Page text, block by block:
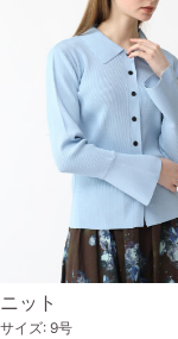
ニット
サイズ: 9号